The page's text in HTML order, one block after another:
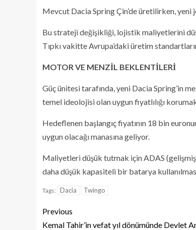
Mevcut Dacia Spring Çin’de üretilirken,
Bu strateji değişikliği, lojistik maliyetlerini
Tıpkı vakitte Avrupa’daki üretim
MOTOR VE MENZİL BEKLENTİLERİ
Güç ünitesi tarafında, yeni Dacia Spring’in
temel ideolojisi olan uygun fiyatlılığı
Hedeflenen başlangıç fiyatının 18 bin
uygun olacağı manasına geliyor.
Maliyetleri düşük tutmak için ADAS (gelişmiş
daha düşük kapasiteli bir batarya
Tags: Dacia Twingo
Previous
Kemal Tahir’in vefat yıl dönümünde Devlet